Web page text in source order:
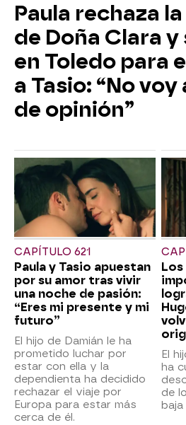
Paula rechaza
de Doña Clara y
en Toledo para
a Tasio: “No
de opinión”
CAPÍTULO 621
Paula y Tasio apuestan
por su amor tras vivir
una noche de pasión:
“Eres mi presente y mi
futuro”
El hijo de Damián le ha
prometido luchar por
estar con ella y la
dependienta ha decidido
rechazar el viaje por
Europa para estar más
cerca de él.
Los
El
ha
de
baja